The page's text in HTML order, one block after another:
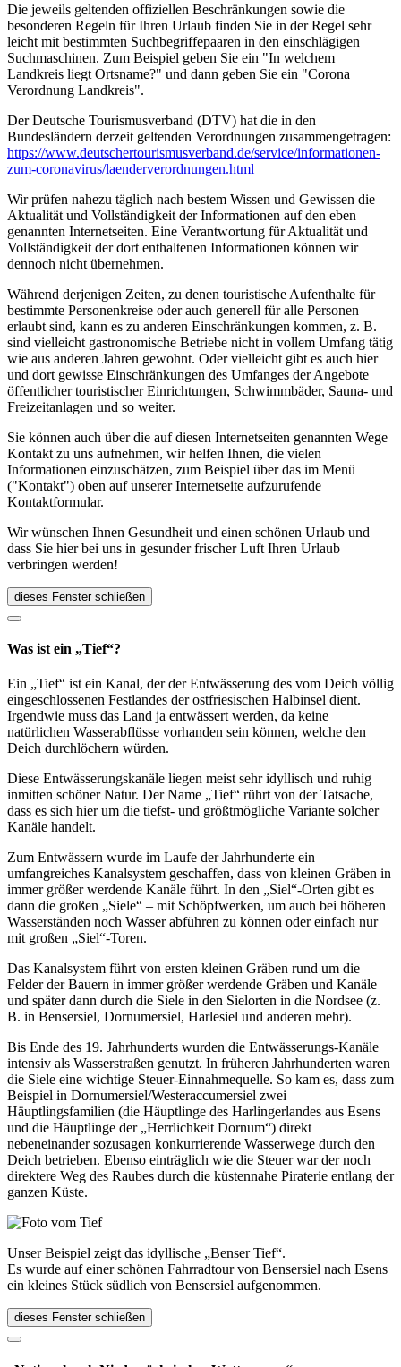
Die jeweils geltenden offiziellen Beschränkungen sowie die
besonderen Regeln für Ihren Urlaub finden Sie in der Regel sehr
leicht mit bestimmten Suchbegriffepaaren in den einschlägigen
Suchmaschinen. Zum Beispiel geben Sie ein "In welchem
Landkreis liegt Ortsname?" und dann geben Sie ein "Corona
Verordnung Landkreis".
Der Deutsche Tourismusverband (DTV) hat die in den
Bundesländern derzeit geltenden Verordnungen zusammengetragen:
https://www.deutscher­tourismusverband.de/­service/­informationen-
zum-coronavirus/­laenderverordnungen.html
Wir prüfen nahezu täglich nach bestem Wissen und Gewissen die
Aktualität und Vollständigkeit der Informationen auf den eben
genannten Internetseiten. Eine Verantwortung für Aktualität und
Vollständigkeit der dort enthaltenen Informationen können wir
dennoch nicht übernehmen.
Während derjenigen Zeiten, zu denen touristische Aufenthalte für
bestimmte Personenkreise oder auch generell für alle Personen
erlaubt sind, kann es zu anderen Einschränkungen kommen, z. B.
sind vielleicht gastronomische Betriebe nicht in vollem Umfang tätig
wie aus anderen Jahren gewohnt. Oder vielleicht gibt es auch hier
und dort gewisse Einschränkungen des Umfanges der Angebote
öffentlicher touristischer Einrichtungen, Schwimmbäder, Sauna- und
Freizeitanlagen und so weiter.
Sie können auch über die auf diesen Internetseiten genannten Wege
Kontakt zu uns aufnehmen, wir helfen Ihnen, die vielen
Informationen einzuschätzen, zum Beispiel über das im Menü
("Kontakt") oben auf unserer Internetseite aufzurufende
Kontaktformular.
Wir wünschen Ihnen Gesundheit und einen schönen Urlaub und
dass Sie hier bei uns in gesunder frischer Luft Ihren Urlaub
verbringen werden!
dieses Fenster schließen
Was ist ein „Tief“?
Ein „Tief“ ist ein Kanal, der der Entwässerung des vom Deich völlig
eingeschlossenen Festlandes der ostfriesischen Halbinsel dient.
Irgendwie muss das Land ja entwässert werden, da keine
natürlichen Wasserabflüsse vorhanden sein können, welche den
Deich durchlöchern würden.
Diese Entwässerungskanäle liegen meist sehr idyllisch und ruhig
inmitten schöner Natur. Der Name „Tief“ rührt von der Tatsache,
dass es sich hier um die tiefst- und größtmögliche Variante solcher
Kanäle handelt.
Zum Entwässern wurde im Laufe der Jahrhunderte ein
umfangreiches Kanalsystem geschaffen, dass von kleinen Gräben in
immer größer werdende Kanäle führt. In den „Siel“-Orten gibt es
dann die großen „Siele“ – mit Schöpfwerken, um auch bei höheren
Wasserständen noch Wasser abführen zu können oder einfach nur
mit großen „Siel“-Toren.
Das Kanalsystem führt von ersten kleinen Gräben rund um die
Felder der Bauern in immer größer werdende Gräben und Kanäle
und später dann durch die Siele in den Sielorten in die Nordsee (z.
B. in Bensersiel, Dornumersiel, Harlesiel und anderen mehr).
Bis Ende des 19. Jahrhunderts wurden die Entwässerungs-Kanäle
intensiv als Wasserstraßen genutzt. In früheren Jahrhunderten waren
die Siele eine wichtige Steuer-Einnahmequelle. So kam es, dass zum
Beispiel in Dornumersiel/Westeraccumersiel zwei
Häuptlingsfamilien (die Häuptlinge des Harlingerlandes aus Esens
und die Häuptlinge der „Herrlichkeit Dornum“) direkt
nebeneinander sozusagen konkurrierende Wasserwege durch den
Deich betrieben. Ebenso einträglich wie die Steuer war der noch
direktere Weg des Raubes durch die küstennahe Piraterie entlang der
ganzen Küste.
Unser Beispiel zeigt das idyllische „Benser Tief“.
Es wurde auf einer schönen Fahrradtour von Bensersiel nach Esens
ein kleines Stück südlich von Bensersiel aufgenommen.
dieses Fenster schließen